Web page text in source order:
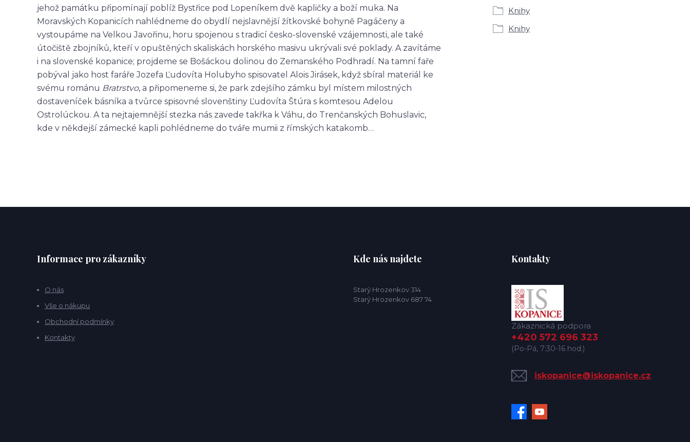
jehož památku připomínají poblíž Bystřice pod Lopeníkem dvě kapličky a boží muka. Na
Moravských Kopanicích nahlédneme do obydlí nejslavnější žítkovské bohyně Pagáčeny a
vystoupáme na Velkou Javořinu, horu spojenou s tradicí česko-slovenské vzájemnosti, ale také
útočiště zbojníků, kteří v opuštěných skaliskách horského masivu ukrývali své poklady. A zavítáme
i na slovenské kopanice; projdeme se Bošáckou dolinou do Zemanského Podhradí. Na tamní faře
pobýval jako host faráře Jozefa Ľudovíta Holubyho spisovatel Alois Jirásek, když sbíral materiál ke
svému románu Bratrstvo, a připomeneme si, že park zdejšího zámku byl místem milostných
dostaveníček básníka a tvůrce spisovné slovenštiny Ľudovíta Štúra s komtesou Adelou
Ostrolúckou. A ta nejtajemnější stezka nás zavede takřka k Váhu, do Trenčanských Bohuslavic,
kde v někdejší zámecké kapli pohlédneme do tváře mumii z římských katakomb…
Knihy
Knihy
Informace pro zákazníky
O nás
Vše o nákupu
Obchodní podmínky
Kontakty
Kde nás najdete
Starý Hrozenkov 314
Starý Hrozenkov 687 74
Kontakty
Zákaznická podpora
+420 572 696 323
(Po-Pá, 7:30-16 hod.)
iskopanice@iskopanice.cz